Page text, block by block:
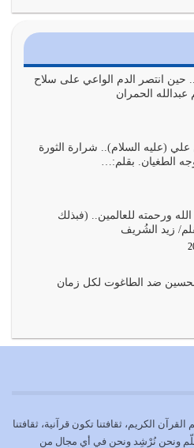
أن يخضع لآرائنا وأهوائنا
الدين الذي شرعه الله للناس في
حين انتصر الدم الواعي على سلاح
عبدالله الحمران
علي (عليه السلام).. شرارة الثورة
الطغيان. بقلم:…
ورحمته للعالمين.. (فبذلك
زيد الشُريف
الحسين ضد الطاغوت لكل زمان
الكريم، ثقافتنا تكون قرآنية، ثقافتنا
ونحن نُرْشِد ونحن في أي مجال من